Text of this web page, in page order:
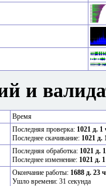
и
Время
Последняя проверка: 1021 д. 1
Последнее скачивание: 1021 д.
Последняя обработка: 1021 д.
Последнее изменение: 1021 д.
Окончание работы: 1688 д. 23
Ушло времени: 31 секунда